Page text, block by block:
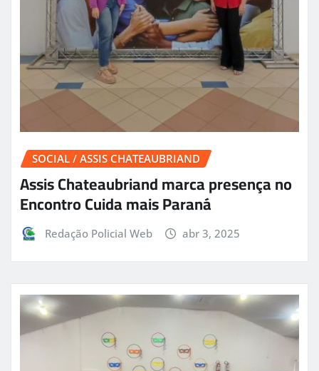
SOCIAL / ASSIS CHATEAUBRIAND
Assis Chateaubriand marca presença no
Encontro Cuida mais Paraná
Redação Policial Web abr 3, 2025